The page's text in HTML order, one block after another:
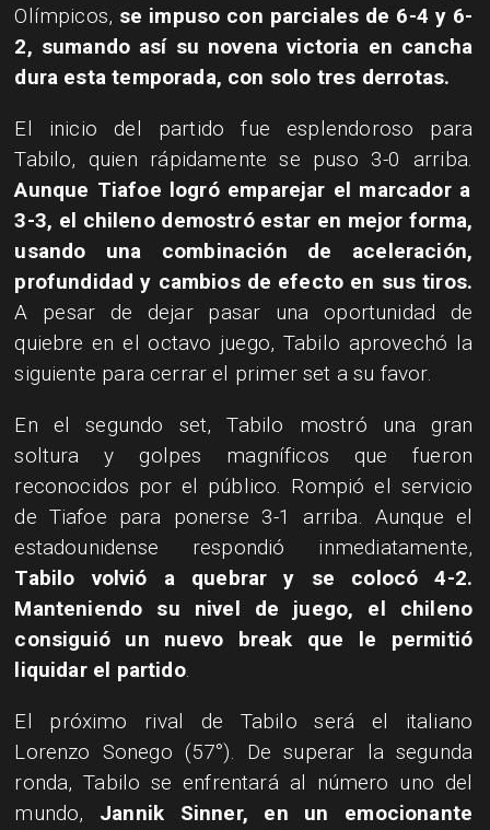
Olímpicos, se impuso con parciales de 6-4 y 6-
2, sumando así su novena victoria en cancha
dura esta temporada, con solo tres derrotas.
El inicio del partido fue esplendoroso para
Tabilo, quien rápidamente se puso 3-0 arriba.
Aunque Tiafoe logró emparejar el marcador a
3-3, el chileno demostró estar en mejor forma,
usando una combinación de aceleración,
profundidad y cambios de efecto en sus tiros.
A pesar de dejar pasar una oportunidad de
quiebre en el octavo juego, Tabilo aprovechó la
siguiente para cerrar el primer set a su favor.
En el segundo set, Tabilo mostró una gran
soltura y golpes magníficos que fueron
reconocidos por el público. Rompió el servicio
de Tiafoe para ponerse 3-1 arriba. Aunque el
estadounidense respondió inmediatamente,
Tabilo volvió a quebrar y se colocó 4-2.
Manteniendo su nivel de juego, el chileno
consiguió un nuevo break que le permitió
liquidar el partido.
El próximo rival de Tabilo será el italiano
Lorenzo Sonego (57°). De superar la segunda
ronda, Tabilo se enfrentará al número uno del
mundo, Jannik Sinner, en un emocionante